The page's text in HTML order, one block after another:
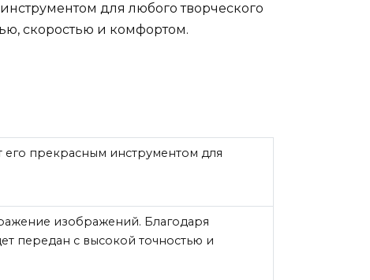
для любого творческого
скоростью и комфортом.
его прекрасным инструментом для
изображений. Благодаря
передан с высокой точностью и